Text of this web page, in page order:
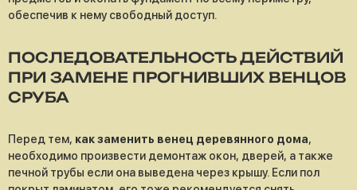
обеспечив к нему свободный доступ.
ПОСЛЕДОВАТЕЛЬНОСТЬ ДЕЙСТВИЙ
ПРИ ЗАМЕНЕ ПРОГНИВШИХ ВЕНЦОВ
СРУБА
Перед тем, как заменить венец деревянного дома,
необходимо произвести демонтаж окон, дверей, а также
печной трубы если она выведена через крышу. Если пол